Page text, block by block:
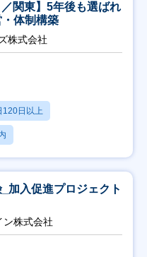
関東】5年後も選ばれ
体制構築
株式会社
120日以上
加入促進プロジェクト
ン株式会社